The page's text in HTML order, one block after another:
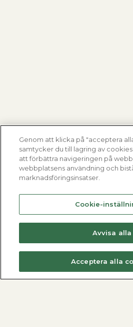
Fjärrvärmecentraler
Genom att klicka på "acceptera
samtycker du till lagring av
att förbättra navigeringen på
webbplatsens användning och
marknadsföringsinsatser.
Cookie-
Avvisa alla
Acceptera alla